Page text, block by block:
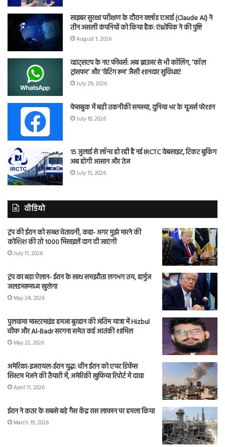
साइबर सुरक्षा परीक्षण के दौरान क्लॉड एआई (Claude AI) ने
तीन असली कंपनियों को किया हैक: एंथ्रोपिक ने की पुष्टि
August 1, 2026
व्हाट्सएप के नए फीचर्स: अब ब्राउजर से भी कॉलिंग, ‘कॉल
ट्रांसफर’ और ‘वेटिंग रूम’ जैसी शानदार सुविधाएं
July 29, 2026
फेसबुक में बड़ी तकनीकी समस्या, दुनिया भर के यूजर्स परेशान
July 19, 2026
15 जुलाई से लॉन्च हो रही है नई IRCTC वेबसाइट, टिकट बुकिंग
अब होगी आसान और तेज
July 15, 2026
वीडियो
ट्रंप की ईरान को सख्त चेतावनी, कहा- अगर मुझे मारने की
कोशिश की तो 1000 मिसाइलें दाग दी जाएंगी
July 11, 2026
ट्रंप का बड़ा ऐलान- ईरान के साथ समझौता लगभग तय, हार्मुज
जलडमरूमध्य खुलेगा
May 24, 2026
पुलवामा मास्टरमाइंड हमजा बुरहान की अंतिम यात्रा में Hizbul
चीफ और Al-Badr सरगना समेत कई आतंकी शामिल
May 23, 2026
अमेरिका-इजरायल-ईरान युद्ध: चीन ईरान को एयर डिफेंस
सिस्टम भेजने की तैयारी में, अमेरिकी खुफिया रिपोर्ट में दावा
April 11, 2026
ईरान ने कतर के सबसे बड़े गैस केंद्र रास लाफान पर हमला किया
March 19, 2026